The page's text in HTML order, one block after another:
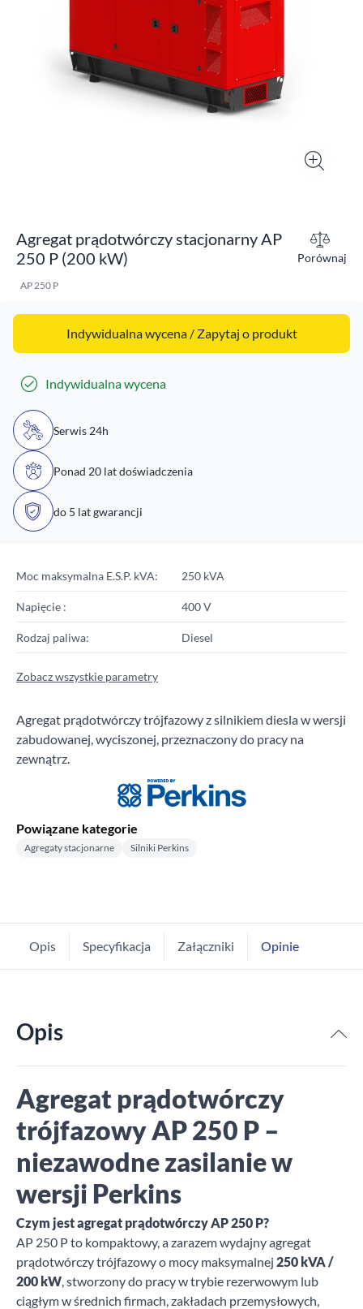
Agregat prądotwórczy stacjonarny AP
250 P (200 kW)
Porównaj
AP 250 P
Indywidualna wycena / Zapytaj o produkt
Indywidualna wycena
Serwis 24h
Ponad 20 lat doświadczenia
do 5 lat gwarancji
Moc maksymalna E.S.P. kVA: 250 kVA
Napięcie : 400 V
Rodzaj paliwa: Diesel
Zobacz wszystkie parametry
Agregat prądotwórczy trójfazowy z silnikiem diesla w wersji
zabudowanej, wyciszonej, przeznaczony do pracy na
zewnątrz.
Powiązane kategorie
Agregaty stacjonarne Silniki Perkins
Opis Specyfikacja Załączniki Opinie
Opis
Agregat prądotwórczy
trójfazowy AP 250 P –
niezawodne zasilanie w
wersji Perkins
Czym jest agregat prądotwórczy AP 250 P?
AP 250 P to kompaktowy, a zarazem wydajny agregat
prądotwórczy trójfazowy o mocy maksymalnej 250 kVA /
200 kW, stworzony do pracy w trybie rezerwowym lub
ciągłym w średnich firmach, zakładach przemysłowych,